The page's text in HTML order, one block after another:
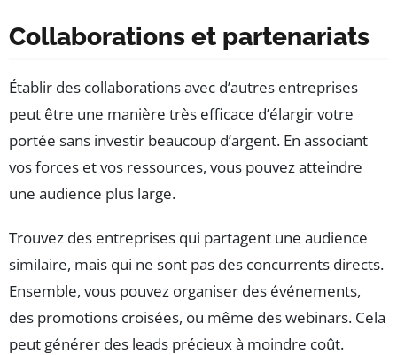
Collaborations et partenariats
Établir des collaborations avec d’autres entreprises
peut être une manière très efficace d’élargir votre
portée sans investir beaucoup d’argent. En associant
vos forces et vos ressources, vous pouvez atteindre
une audience plus large.
Trouvez des entreprises qui partagent une audience
similaire, mais qui ne sont pas des concurrents directs.
Ensemble, vous pouvez organiser des événements,
des promotions croisées, ou même des webinars. Cela
peut générer des leads précieux à moindre coût.